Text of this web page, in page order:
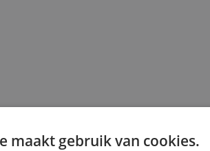
maakt gebruik van cookies.